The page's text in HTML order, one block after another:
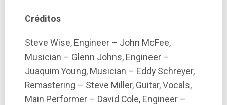
Créditos
Steve Wise, Engineer – John McFee,
Musician – Glenn Johns, Engineer –
Juaquim Young, Musician – Eddy Schreyer,
Remastering – Steve Miller, Guitar, Vocals,
Main Performer – David Cole, Engineer –